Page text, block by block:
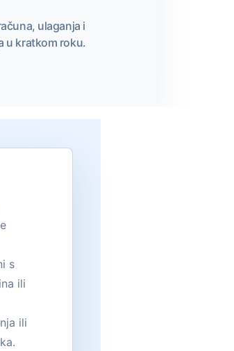
ulaganja i
u kratkom roku.
s
ili
ili